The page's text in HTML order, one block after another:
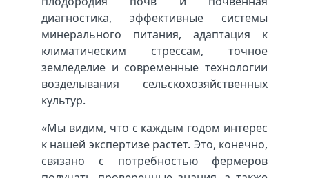
диагностика, эффективные системы
минерального питания, адаптация к
климатическим стрессам, точное
земледелие и современные технологии
возделывания сельскохозяйственных
культур.
«Мы видим, что с каждым годом интерес
к нашей экспертизе растет. Это, конечно,
связано с потребностью фермеров